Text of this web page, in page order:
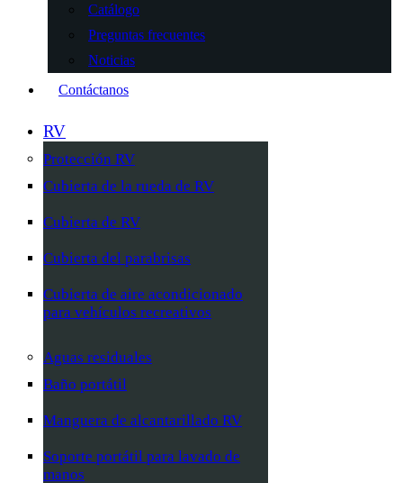
Catálogo
Preguntas frecuentes
Noticias
Contáctanos
RV
Protección RV
Cubierta de la rueda de RV
Cubierta de RV
Cubierta del parabrisas
Cubierta de aire acondicionado
para vehículos recreativos
Aguas residuales
Baño portátil
Manguera de alcantarillado RV
Soporte portátil para lavado de
manos